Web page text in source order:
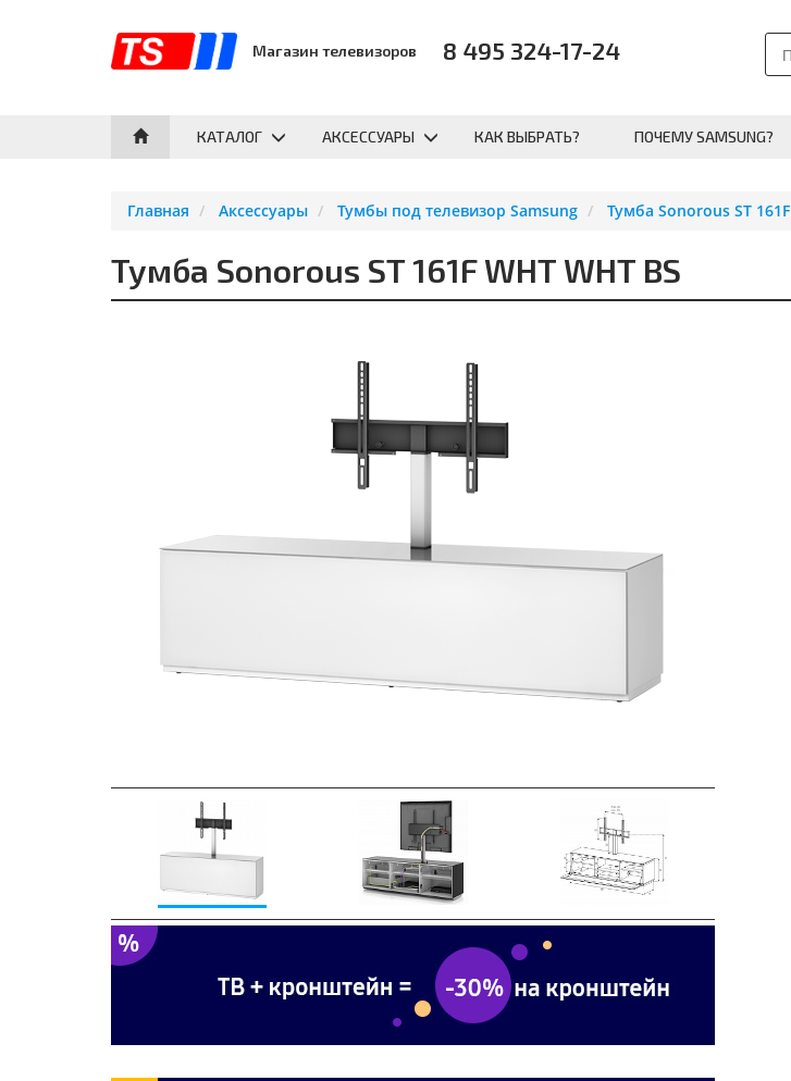
Магазин телевизоров 8 495 324-17-24
КАТАЛОГ АКСЕССУАРЫ КАК ВЫБРАТЬ? ПОЧЕМУ SAMSUNG?
Главная Аксессуары Тумбы под телевизор Samsung Тумба Sonorous ST
Тумба Sonorous ST 161F WHT WHT BS
Previous